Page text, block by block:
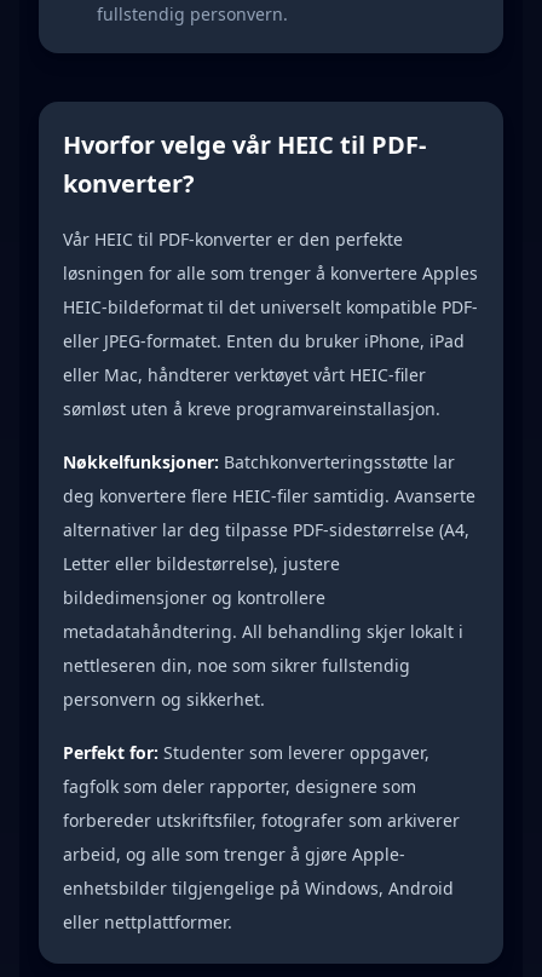
fullstendig personvern.
Hvorfor velge vår HEIC til PDF-
konverter?
Vår HEIC til PDF-konverter er den perfekte
løsningen for alle som trenger å konvertere Apples
HEIC-bildeformat til det universelt kompatible PDF-
eller JPEG-formatet. Enten du bruker iPhone, iPad
eller Mac, håndterer verktøyet vårt HEIC-filer
sømløst uten å kreve programvareinstallasjon.
Nøkkelfunksjoner: Batchkonverteringsstøtte lar
deg konvertere flere HEIC-filer samtidig. Avanserte
alternativer lar deg tilpasse PDF-sidestørrelse (A4,
Letter eller bildestørrelse), justere
bildedimensjoner og kontrollere
metadatahåndtering. All behandling skjer lokalt i
nettleseren din, noe som sikrer fullstendig
personvern og sikkerhet.
Perfekt for: Studenter som leverer oppgaver,
fagfolk som deler rapporter, designere som
forbereder utskriftsfiler, fotografer som arkiverer
arbeid, og alle som trenger å gjøre Apple-
enhetsbilder tilgjengelige på Windows, Android
eller nettplattformer.